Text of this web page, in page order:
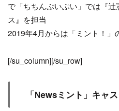
で「ちちんぷいぷい」では『
ス』を担当
2019年4月からは「ミント！」
[/su_column][/su_row]
「Newsミント」キャ